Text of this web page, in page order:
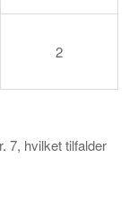
2
7, hvilket tilfalder